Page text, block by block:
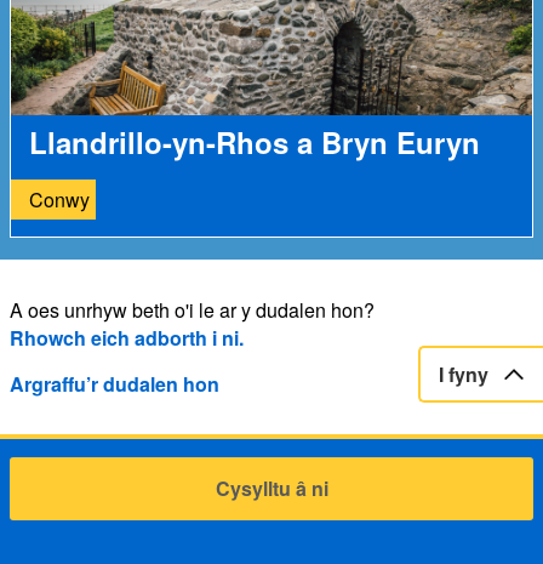
Llandrillo-yn-Rhos a Bryn Euryn
Conwy
A oes unrhyw beth o'i le ar y dudalen hon?
Rhowch eich adborth i ni.
Argraffu’r dudalen hon
I fyny
Cysylltu â ni